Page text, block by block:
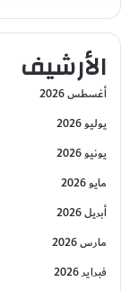
الأرشيف
أغسطس 2026
يوليو 2026
يونيو 2026
مايو 2026
أبريل 2026
مارس 2026
فبراير 2026